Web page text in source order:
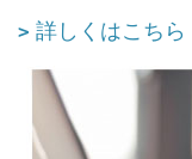
詳しくはこちら